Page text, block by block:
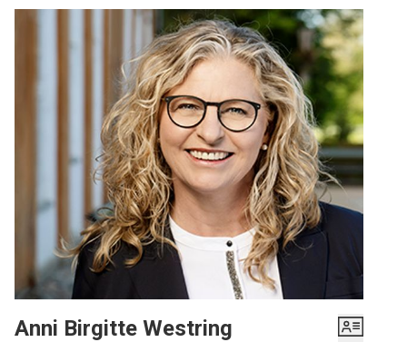
Ejendommens driftsbygninger på samlet 1.319 kvm samt yderligere 263
kvm, som er i gang med at blive opført, er alle særdeles gode og brugbare.
Den overvejende del af driftsbygningerne udlejes i dag til forskellige formål
med deraf gode driftsindtægter, men kan også kan anvendes til mange
andre formål, f.eks. en ekstra bolig eller til liberalt erhverv.
Det tilhørende jordtilliggende er på 5 ha, men der er mulighed for at tilkøbe
op til et samlet areal på 13 ha, mod en merpris.
Ejendommen er beliggende i Halsnæs Kommune 10 min fra Hundested
Havn, 12 min fra Frederiksværk, 33 min fra Hillerød centrum og 55 min til
Rådhuspladsen i København.
En meget velvedligeholdt ejendom, der skal opleves!
Anni Birgitte Westring